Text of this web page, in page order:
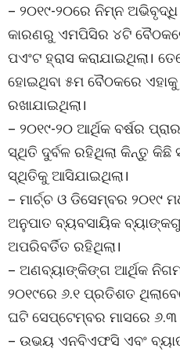
– ୨୦୧୯-୨୦ରେ ନିମ୍ନ ଅଭିବୃଦ୍ଧି
କାରଣରୁ ଏମପିସିର ୪ଟି
ପଏଂଟ ହ୍ରାସ କରାଯାଇଥିଲା।
ହୋଇଥିବା ୫ମ ବୈଠକରେ
ରଖାଯାଇଥିଲା।
– ୨୦୧୯-୨୦ ଆର୍ଥିକ ବର୍ଷର
ସ୍ଥିତି ଦୁର୍ବଳ ରହିଥିଲା କିନ୍ତୁ କିଛି
ସ୍ଥିତିକୁ ଆସିଯାଇଥିଲା।
– ମାର୍ଚ୍ଚ ଓ ଡିସେମ୍ବର
ଅନୁପାତ ବ୍ୟବସାୟିକ
ଅପରିବର୍ତିତ ରହିଥିଲା।
– ଅଣବ୍ୟାଙ୍କିଙ୍ଗ ଆର୍ଥିକ
୨୦୧୯ରେ ୬.୧ ପ୍ରତିଶତ
ଘଟି ସେପ୍ଟେମ୍ବର ମାସରେ
– ଉଭୟ ଏନବିଏଫସି ଏବଂ